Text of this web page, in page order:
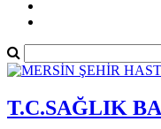
T.C.SAĞLIK